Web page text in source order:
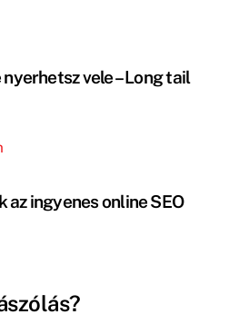
vele – Long tail
ingyenes online SEO